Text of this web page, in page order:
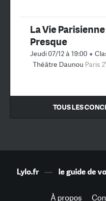
La Vie
Presque
Jeudi 07/12 à 19:00
Théâtre Daunou Paris 2
TOUS LES
Lylo.fr— le guide de
À propos